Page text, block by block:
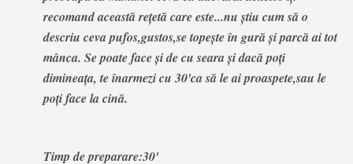
recomand această rețetă care este...nu știu cum să o
descriu ceva pufos,gustos,se topește în gură și parcă ai tot
mânca. Se poate face și de cu seara și dacă poți
dimineața, te înarmezi cu 30'ca să le ai proaspete,sau le
poți face la cină.
Timp de preparare:30'